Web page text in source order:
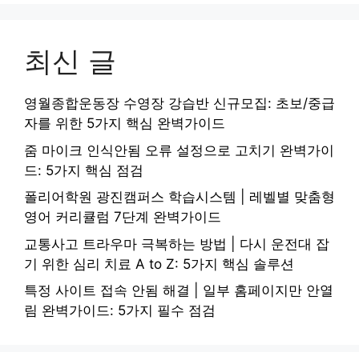
최신 글
영월종합운동장 수영장 강습반 신규모집: 초보/중급
자를 위한 5가지 핵심 완벽가이드
줌 마이크 인식안됨 오류 설정으로 고치기 완벽가이
드: 5가지 핵심 점검
폴리어학원 광진캠퍼스 학습시스템 | 레벨별 맞춤형
영어 커리큘럼 7단계 완벽가이드
교통사고 트라우마 극복하는 방법 | 다시 운전대 잡
기 위한 심리 치료 A to Z: 5가지 핵심 솔루션
특정 사이트 접속 안됨 해결 | 일부 홈페이지만 안열
림 완벽가이드: 5가지 필수 점검